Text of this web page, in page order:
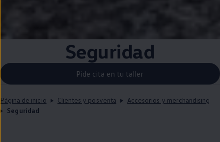
Seguridad
Pide cita en tu taller
Página de inicio Clientes y posventa
Accesorios y merchandising
Seguridad